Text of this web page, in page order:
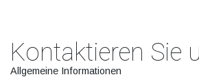
Kontaktieren Sie
Allgemeine Informationen